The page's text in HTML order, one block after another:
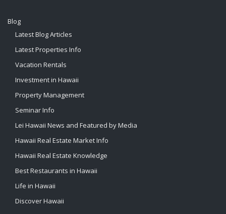
Blog
Latest Blog Articles
Latest Properties Info
Vacation Rentals
Investment in Hawaii
Property Management
Seminar Info
Lei Hawaii News and Featured by Media
Hawaii Real Estate Market Info
Hawaii Real Estate Knowledge
Best Restaurants in Hawaii
Life in Hawaii
Discover Hawaii